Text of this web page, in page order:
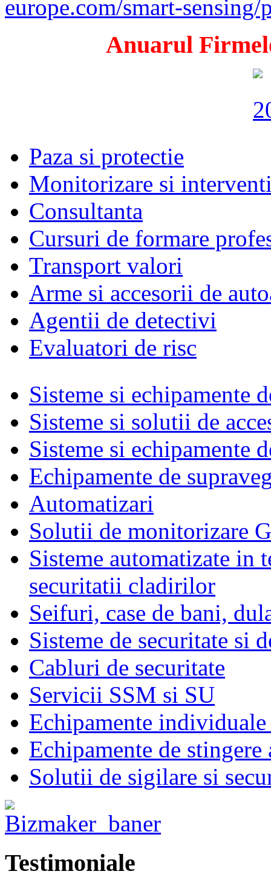
europe.com/smart-
Anuarul
Paza si protectie
Monitorizare si
Consultanta
Cursuri de formare
Transport valori
Arme si accesorii de
Agentii de detectivi
Evaluatori de risc
Sisteme si echipamente
Sisteme si solutii de
Sisteme si echipamente
Echipamente de
Automatizari
Solutii de monitorizare
Sisteme automatizate in
securitatii cladirilor
Seifuri, case de bani,
Sisteme de securitate si
Cabluri de securitate
Servicii SSM si SU
Echipamente
Echipamente de
Solutii de sigilare si
Testimoniale